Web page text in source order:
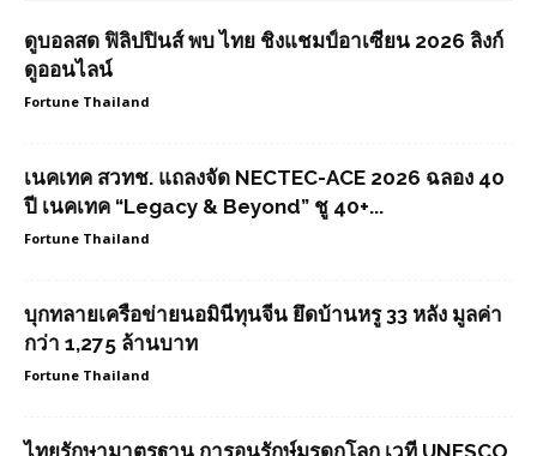
ดูบอลสด ฟิลิปปินส์ พบ ไทย ชิงแชมป์อาเซียน 2026 ลิงก์
ดูออนไลน์
Fortune Thailand
เนคเทค สวทช. แถลงจัด NECTEC-ACE 2026 ฉลอง 40
ปี เนคเทค “Legacy & Beyond” ชู 40+...
Fortune Thailand
บุกทลายเครือข่ายนอมินีทุนจีน ยึดบ้านหรู 33 หลัง มูลค่า
กว่า 1,275 ล้านบาท
Fortune Thailand
ไทยรักษามาตรฐาน การอนุรักษ์มรดกโลก เวที UNESCO